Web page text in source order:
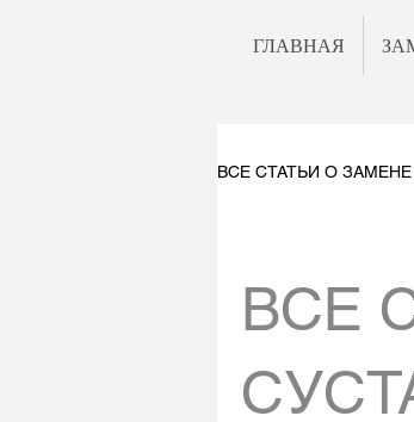
ВСЕ СТАТЬИ О
ВСЕ
ГЛАВНАЯ